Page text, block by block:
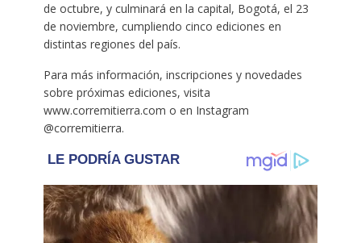
de octubre, y culminará en la capital, Bogotá, el 23
de noviembre, cumpliendo cinco ediciones en
distintas regiones del país.
Para más información, inscripciones y novedades
sobre próximas ediciones, visita
www.corremitierra.com o en Instagram
@corremitierra.